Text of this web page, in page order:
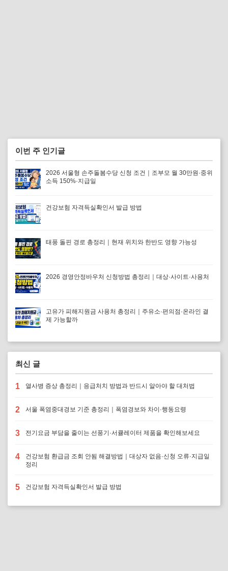
이번 주 인기글
2026 서울형 손주돌봄수당 신청 조건｜조부모 월 30만원·중위
소득 150%·지급일
건강보험 자격득실확인서 발급 방법
태풍 돌핀 경로 총정리｜현재 위치와 한반도 영향 가능성
2026 경영안정바우처 신청방법 총정리｜대상·사이트·사용처
고유가 피해지원금 사용처 총정리｜주유소·편의점·온라인 결
제 가능할까
최신 글
1 열사병 증상 총정리｜응급처치 방법과 반드시 알아야 할 대처법
2 서울 폭염중대경보 기준 총정리｜폭염경보와 차이·행동요령
3 전기요금 부담을 줄이는 선풍기·서큘레이터 제품을 확인해보세요
4
건강보험 환급금 조회 안됨 해결방법｜대상자 없음·신청 오류·지급일
정리
5 건강보험 자격득실확인서 발급 방법